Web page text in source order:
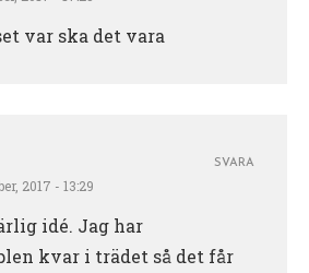
var ska det vara
2017 - 13:29
idé. Jag har
kvar i trädet så det får
SVARA